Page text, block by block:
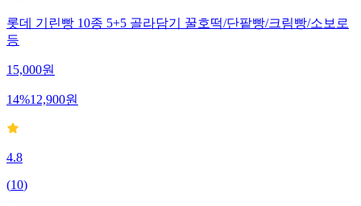
롯데 기린빵 10종 5+5 골라담기 꿀호떡/단팥빵/크림빵/소보로
등
15,000원
14%12,900원
4.8
(10)